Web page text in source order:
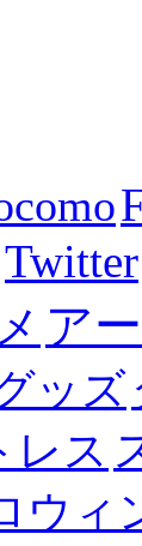
Twitter
ア
ッズ
レス
ウィ